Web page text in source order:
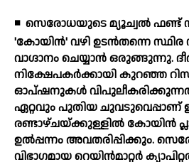
◾ സെരോധയുടെ മ്യൂച്വല്‍ ഫണ്ട്
'കോയിന്‍' വഴി ഉടന്‍തന്നെ
വാഗ്ദാനം ചെയ്യാന്‍ ഒരുങ്ങുന്നു.
നിക്ഷേപകര്‍ക്കായി കുറഞ്ഞ
ഓപ്ഷനുകള്‍
ഏറ്റവും പുതിയ
രണ്ടാഴ്ചയ്ക്കുള്ളില്‍ കോയിന്‍
ഉല്‍പ്പന്നം അവതരിപ്പിക്കും.
വിഭാഗമായ റെയിന്‍മാറ്റര്‍